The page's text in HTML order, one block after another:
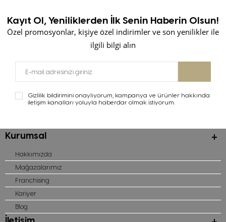
Kayıt Ol, Yeniliklerden İlk Senin Haberin Olsun!
Özel promosyonlar, kişiye özel indirimler ve son yenilikler ile
ilgili bilgi alın
Gizlilik bildirimini onaylıyorum, kampanya ve ürünler hakkında
iletişim kanalları yoluyla haberdar olmak istiyorum.
Kurumsal
Hakkımızda
Mağazalarımız
Franchising
Kariyer
Blog